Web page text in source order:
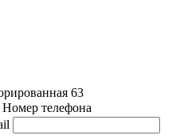
63
Номер телефона